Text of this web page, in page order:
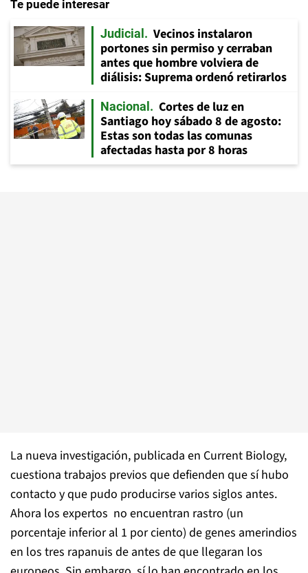
Te puede interesar
Judicial
Vecinos instalaron
portones sin permiso y cerraban
antes que hombre volviera de
diálisis: Suprema ordenó retirarlos
Nacional
Cortes de luz en
Santiago hoy sábado 8 de agosto:
Estas son todas las comunas
afectadas hasta por 8 horas
La nueva investigación, publicada en Current Biology,
cuestiona trabajos previos que defienden que sí hubo
contacto y que pudo producirse varios siglos antes.
Ahora los expertos no encuentran rastro (un
porcentaje inferior al 1 por ciento) de genes amerindios
en los tres rapanuis de antes de que llegaran los